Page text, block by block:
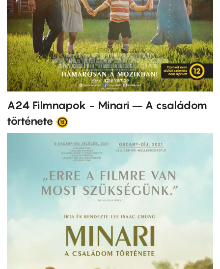
A24 Filmnapok - Minari – A családom
története